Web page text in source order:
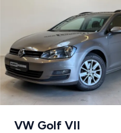
Læderrat
Navigation
VW Golf VII